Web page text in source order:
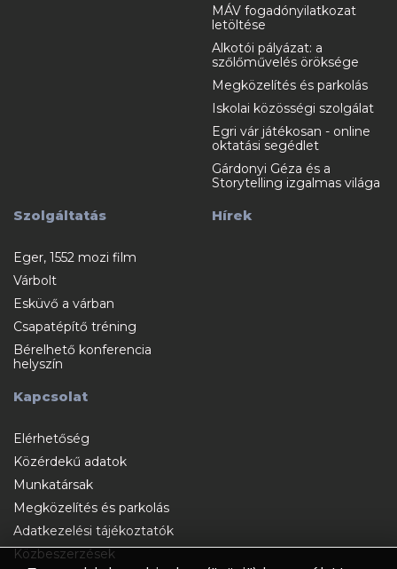
MÁV fogadónyilatkozat
letöltése
Alkotói pályázat: a
szőlőművelés öröksége
Megközelítés és parkolás
Iskolai közösségi szolgálat
Egri vár játékosan - online
oktatási segédlet
Gárdonyi Géza és a
Storytelling izgalmas világa
Szolgáltatás
Eger, 1552 mozi film
Várbolt
Esküvő a várban
Csapatépítő tréning
Bérelhető konferencia
helyszín
Hírek
Kapcsolat
Elérhetőség
Közérdekű adatok
Munkatársak
Megközelítés és parkolás
Adatkezelési tájékoztatók
Közbeszerzések